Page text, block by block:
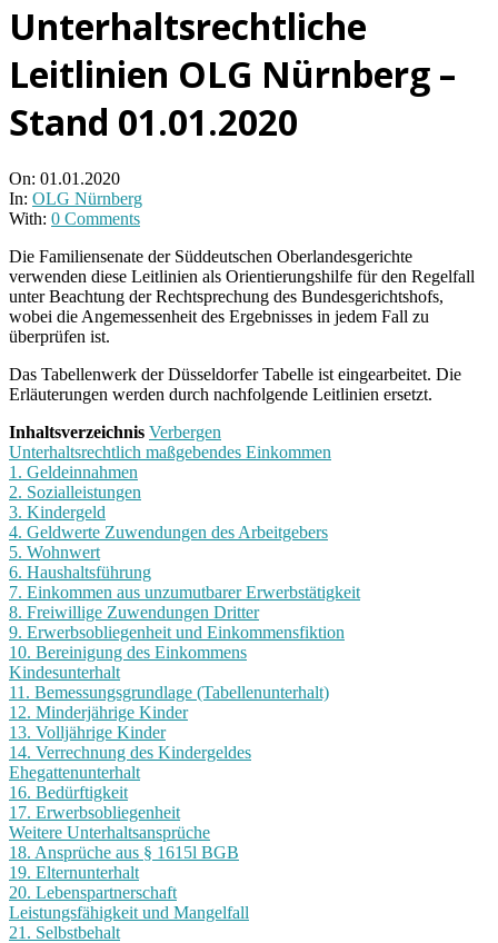
Unterhaltsrechtliche
Leitlinien OLG Nürnberg –
Stand 01.01.2020
On: 01.01.2020
In: OLG Nürnberg
With: 0 Comments
Die Familiensenate der Süddeutschen Oberlandesgerichte
verwenden diese Leitlinien als Orientierungshilfe für den Regelfall
unter Beachtung der Rechtsprechung des Bundesgerichtshofs,
wobei die Angemessenheit des Ergebnisses in jedem Fall zu
überprüfen ist.
Das Tabellenwerk der Düsseldorfer Tabelle ist eingearbeitet. Die
Erläuterungen werden durch nachfolgende Leitlinien ersetzt.
Inhaltsverzeichnis Verbergen
Unterhaltsrechtlich maßgebendes Einkommen
1. Geldeinnahmen
2. Sozialleistungen
3. Kindergeld
4. Geldwerte Zuwendungen des Arbeitgebers
5. Wohnwert
6. Haushaltsführung
7. Einkommen aus unzumutbarer Erwerbstätigkeit
8. Freiwillige Zuwendungen Dritter
9. Erwerbsobliegenheit und Einkommensfiktion
10. Bereinigung des Einkommens
Kindesunterhalt
11. Bemessungsgrundlage (Tabellenunterhalt)
12. Minderjährige Kinder
13. Volljährige Kinder
14. Verrechnung des Kindergeldes
Ehegattenunterhalt
16. Bedürftigkeit
17. Erwerbsobliegenheit
Weitere Unterhaltsansprüche
18. Ansprüche aus § 1615l BGB
19. Elternunterhalt
20. Lebenspartnerschaft
Leistungsfähigkeit und Mangelfall
21. Selbstbehalt